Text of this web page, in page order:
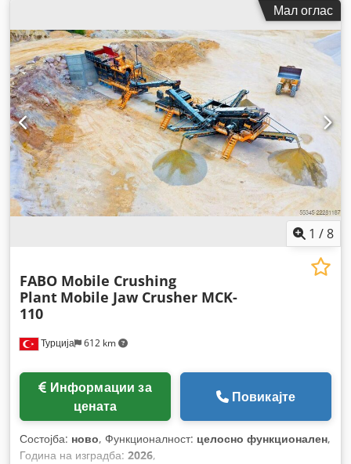
Мал оглас
1 /8
Турција 612 km
FABO Mobile Crushing
Plant Mobile Jaw Crusher MCK-
110
цената
Повикајте
Состојба: ново, Функционалност: целосно функционален,
Година на изградба: 2026,